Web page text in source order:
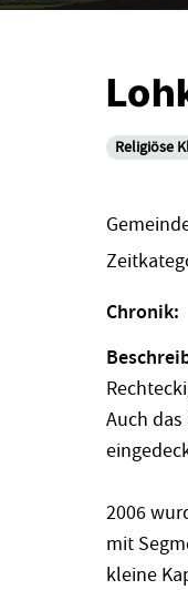
Religiöse
Chronik:
Auch
2006
mit
kleine